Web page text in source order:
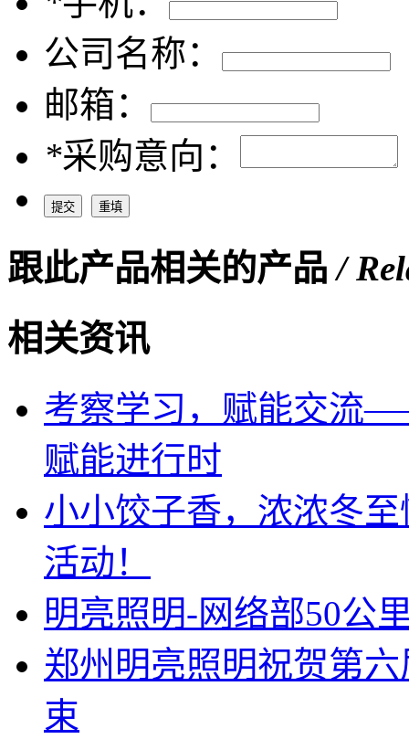
公司名称：
邮箱：
*采购意向：
跟此产品相关的产品/
相关资讯
考察学习，赋能交流
赋能进行时
小小饺子香，浓浓冬
活动！
明亮照明-网络部50公
郑州明亮照明祝贺第
束